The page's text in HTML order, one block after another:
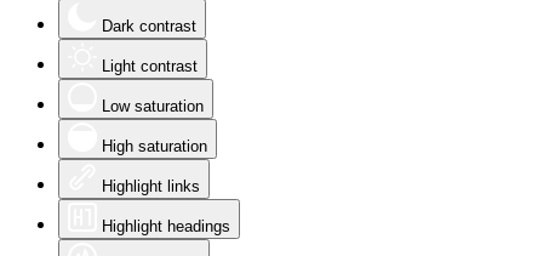
Dark contrast
Light contrast
Low saturation
High saturation
Highlight links
Highlight headings